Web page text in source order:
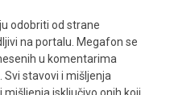
odobriti od strane
na portalu. Megafon se
u komentarima
stavovi i mišljenja